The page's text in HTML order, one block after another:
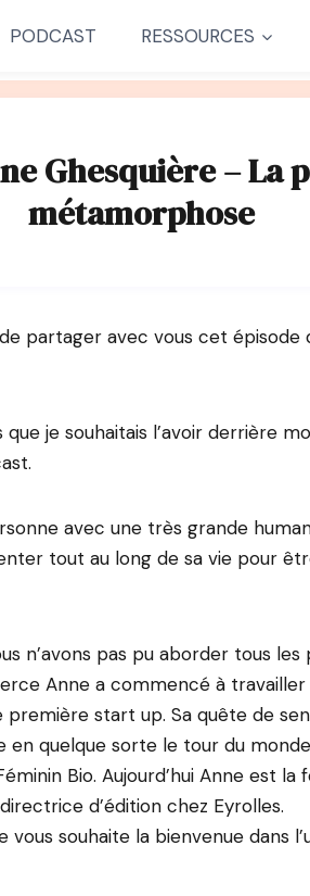
PODCAST RESSOURCES
Ghesquière – La
métamorphose
partager avec vous cet épisode
que je souhaitais l’avoir derrière
avec une très grande
tout au long de sa vie pour
n’avons pas pu aborder tous les
Anne a commencé à travailler
première start up. Sa quête de
en quelque sorte le tour du
Bio. Aujourd’hui Anne est la
d’édition chez Eyrolles.
vous souhaite la bienvenue dans